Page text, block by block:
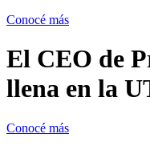
Conocé más
El CEO de
llena en la
Conocé más